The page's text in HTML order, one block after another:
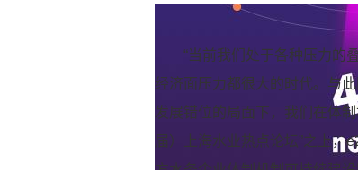
“当前我们处于各种压力的
经济面压力都很大的时代。与
发展错位的局面下，我们在体
届）上海水业热点论坛”之上，